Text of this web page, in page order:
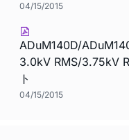
04/15/2015
ADuM140D/
3.0kV RMS/3.75kV
ト
04/15/2015